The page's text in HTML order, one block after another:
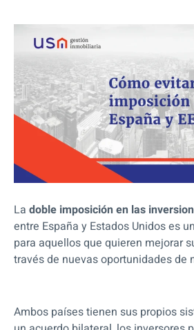
La doble imposición en las
entre España y Estados Unidos es
para aquellos que quieren mejorar
través de nuevas oportunidades de
Ambos países tienen sus propios